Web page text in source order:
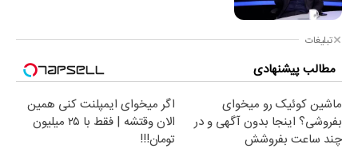
تبلیغات
مطالب پیشنهادی
ماشین کوئیک رو میخوای
بفروشی؟ اینجا بدون آگهی و در
چند ساعت بفروشش
اگر میخوای ایمپلنت کنی همین
الان وقتشه | فقط با ۲۵ میلیون
تومان!!!